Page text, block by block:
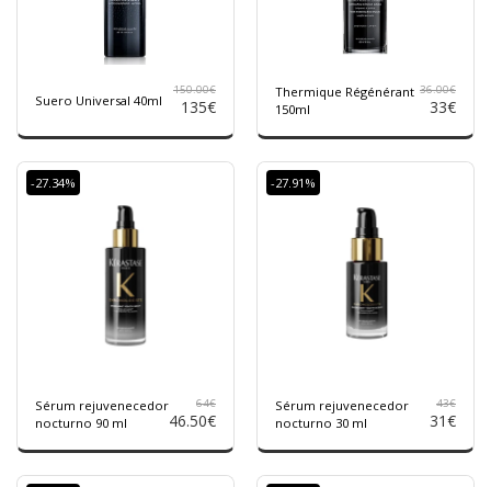
Suero Universal 40ml
150.00€
135€
Thermique Régénérant
150ml
36.00€
33€
-27.34%
Sérum rejuvenecedor
nocturno 90 ml
64€
46.50€
-27.91%
Sérum rejuvenecedor
nocturno 30 ml
43€
31€